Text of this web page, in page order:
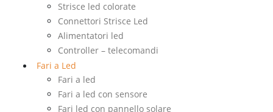
Strisce led colorate
Connettori Strisce Led
Alimentatori led
Controller – telecomandi
Fari a Led
Fari a led
Fari a led con sensore
Fari led con pannello solare